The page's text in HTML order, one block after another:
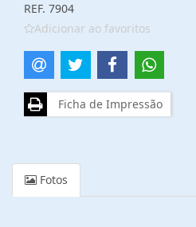
REF. 7904
Adicionar ao favoritos
Ficha de Impressão
Fotos